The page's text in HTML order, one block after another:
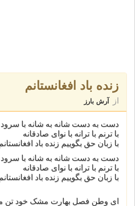
زنده باد افغانستانم
از آرش بارز
دست به دست شانه به شانه با سرود
با ترنم با ترانه با نوای صادقانه
با زبان حق بگوییم زنده باد افغانستانم
دست به دست شانه به شانه با سرود
با ترنم با ترانه با نوای صادقانه
با زبان حق بگوییم زنده باد افغانستانم
ای وطن فصل بهارت مشک خود تن